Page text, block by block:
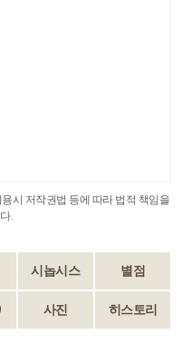
시 저작권법 등에 따라 법적 책임을
.
시놉시스 별점
사진 히스토리